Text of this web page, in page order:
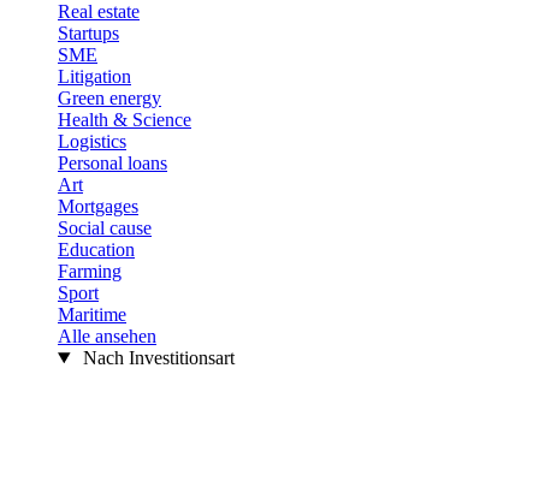
Real estate
Startups
SME
Litigation
Green energy
Health & Science
Logistics
Personal loans
Art
Mortgages
Social cause
Education
Farming
Sport
Maritime
Alle ansehen
Nach Investitionsart